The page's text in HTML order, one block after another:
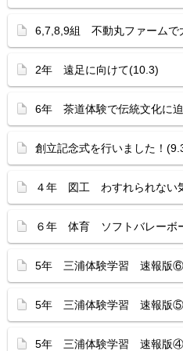
6,7,8,9組 不動丸ファームで
2年 遠足に向けて(10.3)
6年 茶道体験で伝統文化に
創立記念式を行いました！
４年 図工 わすれられない
６年 体育 ソフトバレーボ
5年 三浦体験学習 速報版
5年 三浦体験学習 速報版
5年 三浦体験学習 速報版